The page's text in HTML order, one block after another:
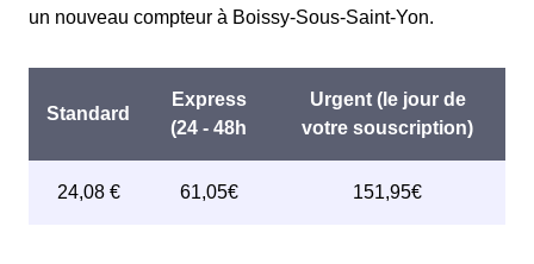
un nouveau compteur à Boissy-Sous-Saint-Yon.